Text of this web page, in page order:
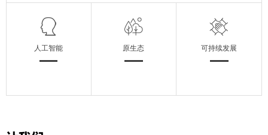
人工智能 原生态 可持续发展